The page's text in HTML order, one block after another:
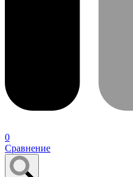
0
Сравнение